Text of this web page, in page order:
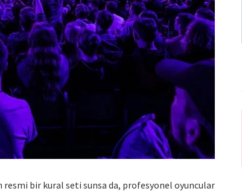
bir kural seti sunsa da, profesyonel oyuncular